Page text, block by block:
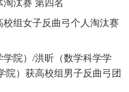
汰赛 第四名
组女子反曲弓个人淘汰赛
院） /洪昕（数学科学学
院）获高校组男子反曲弓团